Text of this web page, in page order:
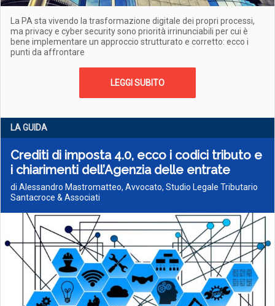
La PA sta vivendo la trasformazione digitale dei propri processi,
ma privacy e cyber security sono priorità irrinunciabili per cui è
bene implementare un approccio strutturato e corretto: ecco i
punti da affrontare
LEGGI SUBITO
LA GUIDA
Crediti di imposta 4.0, ecco i codici tributo e
i chiarimenti dell’Agenzia delle entrate
di Alessandro Mastromatteo, Avvocato, Studio Legale Tributario
Santacroce & Associati